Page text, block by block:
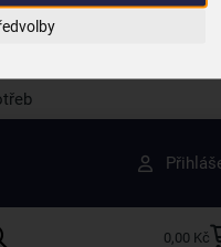
0,00 Kč
slevy dřív než